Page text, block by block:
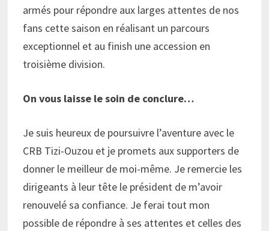
armés pour répondre aux larges attentes de nos
fans cette saison en réalisant un parcours
exceptionnel et au finish une accession en
troisième division.
On vous laisse le soin de conclure…
Je suis heureux de poursuivre l’aventure avec le
CRB Tizi-Ouzou et je promets aux supporters de
donner le meilleur de moi-même. Je remercie les
dirigeants à leur tête le président de m’avoir
renouvelé sa confiance. Je ferai tout mon
possible de répondre à ses attentes et celles des